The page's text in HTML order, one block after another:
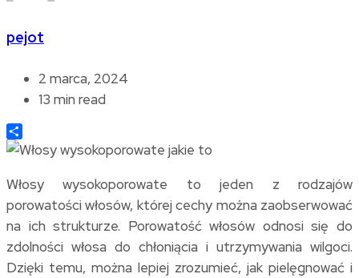
pejot
2 marca, 2024
13 min read
Share
Włosy wysokoporowate to jeden z rodzajów
porowatości włosów, której cechy można zaobserwować
na ich strukturze. Porowatość włosów odnosi się do
zdolności włosa do chłoniącia i utrzymywania wilgoci.
Dzięki temu, można lepiej zrozumieć, jak pielęgnować i